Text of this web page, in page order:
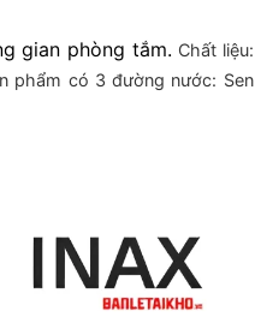
gian phòng tắm. Chất liệu:
phẩm có 3 đường nước: Sen